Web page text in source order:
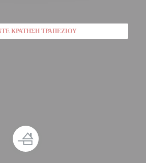
ΚΡΆΤΗΣΗ ΤΡΑΠΕΖΙΟΎ
σε νέο παράθυρο))
σε νέο παράθυρο))